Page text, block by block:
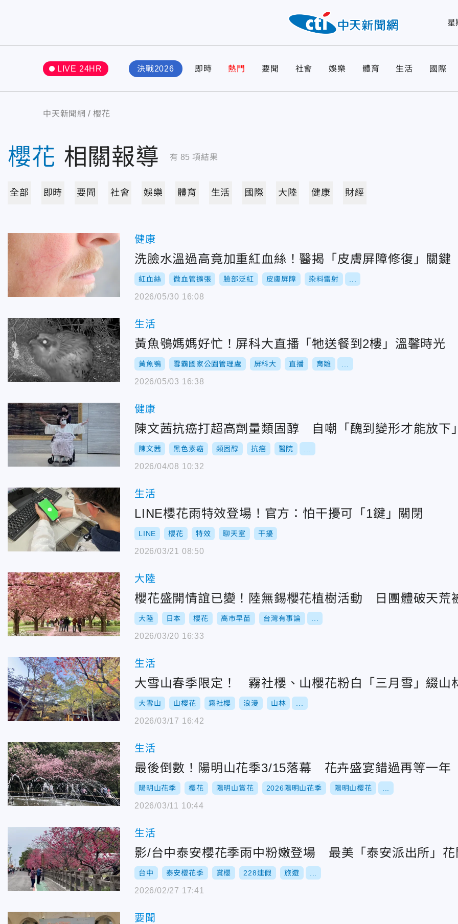
星
LIVE 24HR 決戰2026 即時 熱門 要聞 社會 娛樂 體育 生活 國際
中天新聞網 櫻花
櫻花 相關報導 有 85 項結果
全部 即時 要聞 社會 娛樂 體育 生活 國際 大陸 健康 財經
健康
洗臉水溫過高竟加重紅血絲！醫揭「皮膚屏障修復」關鍵
紅血絲 微血管擴張 臉部泛紅 皮膚屏障 染料雷射
2026/05/30 16:08
生活
黃魚鴞媽媽好忙！屏科大直播「牠送餐到2樓」溫馨時光
黃魚鴞 雪霸國家公園管理處 屏科大 直播 育雛
2026/05/03 16:38
健康
陳文茜抗癌打超高劑量類固醇 自嘲「醜到變形才能放下
陳文茜 黑色素癌 類固醇 抗癌 醫院
2026/04/08 10:32
生活
LINE櫻花雨特效登場！官方：怕干擾可「1鍵」關閉
LINE 櫻花 特效 聊天室 干擾
2026/03/21 08:50
大陸
櫻花盛開情誼已變！陸無錫櫻花植樹活動 日團體破天荒
大陸 日本 櫻花 高市早苗 台灣有事論
2026/03/20 16:33
生活
大雪山春季限定！ 霧社櫻、山櫻花粉白「三月雪」綴山
大雪山 山櫻花 霧社櫻 浪漫 山林
2026/03/17 16:42
生活
最後倒數！陽明山花季3/15落幕 花卉盛宴錯過再等一年
陽明山花季 櫻花 陽明山賞花 2026陽明山花季 陽明山櫻花
2026/03/11 10:44
生活
影/台中泰安櫻花季雨中粉嫩登場 最美「泰安派出所」花
台中 泰安櫻花季 賞櫻 228連假 旅遊
2026/02/27 17:41
要聞